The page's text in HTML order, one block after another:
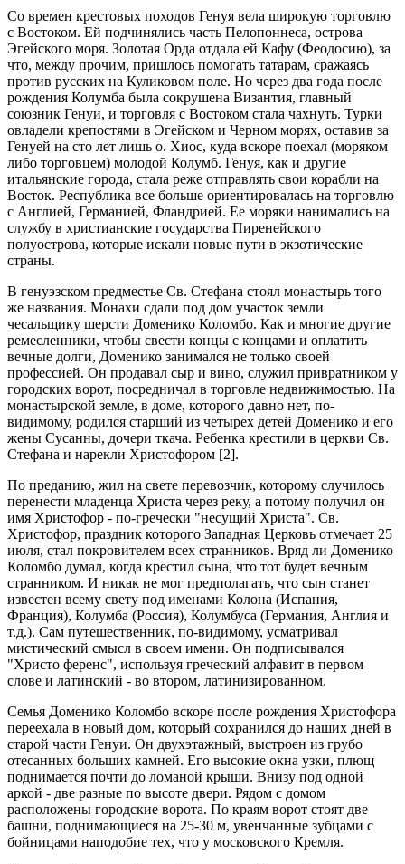
Со времен крестовых походов Генуя вела широкую торговлю
с Востоком. Ей подчинялись часть Пелопоннеса, острова
Эгейского моря. Золотая Орда отдала ей Кафу (Феодосию), за
что, между прочим, пришлось помогать татарам, сражаясь
против русских на Куликовом поле. Но через два года после
рождения Колумба была сокрушена Византия, главный
союзник Генуи, и торговля с Востоком стала чахнуть. Турки
овладели крепостями в Эгейском и Черном морях, оставив за
Генуей на сто лет лишь о. Хиос, куда вскоре поехал (моряком
либо торговцем) молодой Колумб. Генуя, как и другие
итальянские города, стала реже отправлять свои корабли на
Восток. Республика все больше ориентировалась на торговлю
с Англией, Германией, Фландрией. Ее моряки нанимались на
службу в христианские государства Пиренейского
полуострова, которые искали новые пути в экзотические
страны.
В генуэзском предместье Св. Стефана стоял монастырь того
же названия. Монахи сдали под дом участок земли
чесальщику шерсти Доменико Коломбо. Как и многие другие
ремесленники, чтобы свести концы с концами и оплатить
вечные долги, Доменико занимался не только своей
профессией. Он продавал сыр и вино, служил привратником у
городских ворот, посредничал в торговле недвижимостью. На
монастырской земле, в доме, которого давно нет, по-
видимому, родился старший из четырех детей Доменико и его
жены Сусанны, дочери ткача. Ребенка крестили в церкви Св.
Стефана и нарекли Христофором [2].
По преданию, жил на свете перевозчик, которому случилось
перенести младенца Христа через реку, а потому получил он
имя Христофор - по-гречески "несущий Христа". Св.
Христофор, праздник которого Западная Церковь отмечает 25
июля, стал покровителем всех странников. Вряд ли Доменико
Коломбо думал, когда крестил сына, что тот будет вечным
странником. И никак не мог предполагать, что сын станет
известен всему свету под именами Колона (Испания,
Франция), Колумба (Россия), Колумбуса (Германия, Англия и
т.д.). Сам путешественник, по-видимому, усматривал
мистический смысл в своем имени. Он подписывался
"Христо ференс", используя греческий алфавит в первом
слове и латинский - во втором, латинизированном.
Семья Доменико Коломбо вскоре после рождения Христофора
переехала в новый дом, который сохранился до наших дней в
старой части Генуи. Он двухэтажный, выстроен из грубо
отесанных больших камней. Его высокие окна узки, плющ
поднимается почти до ломаной крыши. Внизу под одной
аркой - две разные по высоте двери. Рядом с домом
расположены городские ворота. По краям ворот стоят две
башни, поднимающиеся на 25-30 м, увенчанные зубцами с
бойницами наподобие тех, что у московского Кремля.